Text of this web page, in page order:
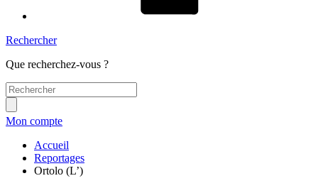
Rechercher
Que recherchez-vous ?
Mon compte
Accueil
Reportages
Ortolo (L’)